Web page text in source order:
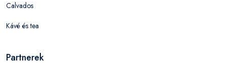
Calvados
Kávé és tea
Partnerek